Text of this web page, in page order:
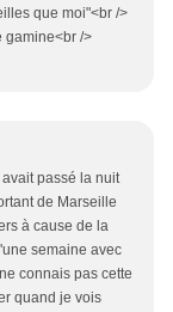
que moi"<br />
gamine<br />
passé la nuit
de Marseille
à cause de la
semaine avec
connais pas cette
quand je vois